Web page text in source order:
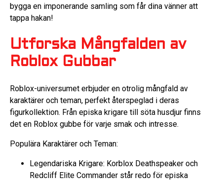
bygga en imponerande samling som får dina vänner att
tappa hakan!
Utforska Mångfalden av
Roblox Gubbar
Roblox-universumet erbjuder en otrolig mångfald av
karaktärer och teman, perfekt återspeglad i deras
figurkollektion. Från episka krigare till söta husdjur finns
det en Roblox gubbe för varje smak och intresse.
Populära Karaktärer och Teman:
Legendariska Krigare: Korblox Deathspeaker och
Redcliff Elite Commander står redo för episka